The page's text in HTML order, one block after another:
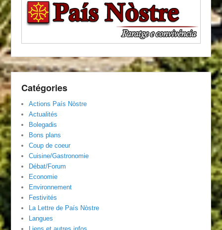
Catégories
Actions País Nòstre
Actualités
Bolegadis
Bons plans
Coup de coeur
Cuisine/Gastronomie
Débat/Forum
Economie
Environnement
Festivités
La Lettre de País Nòstre
Langues